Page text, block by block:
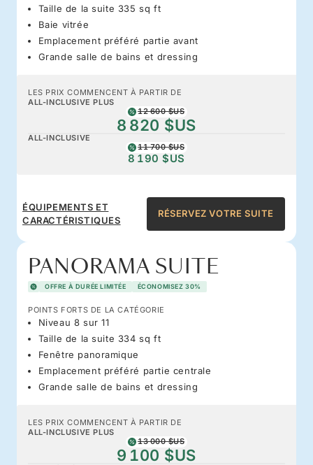
Taille de la suite 335 sq ft
Baie vitrée
Emplacement préféré partie avant
Grande salle de bains et dressing
LES PRIX COMMENCENT À PARTIR DE
ALL-INCLUSIVE PLUS
12 600 $US
8 820 $US
ALL-INCLUSIVE
11 700 $US
8 190 $US
ÉQUIPEMENTS ET
CARACTÉRISTIQUES
RÉSERVEZ VOTRE SUITE
PANORAMA SUITE
OFFRE À DURÉE LIMITÉE ÉCONOMISEZ 30%
POINTS FORTS DE LA CATÉGORIE
Niveau 8 sur 11
Taille de la suite 334 sq ft
Fenêtre panoramique
Emplacement préféré partie centrale
Grande salle de bains et dressing
LES PRIX COMMENCENT À PARTIR DE
ALL-INCLUSIVE PLUS
13 000 $US
9 100 $US